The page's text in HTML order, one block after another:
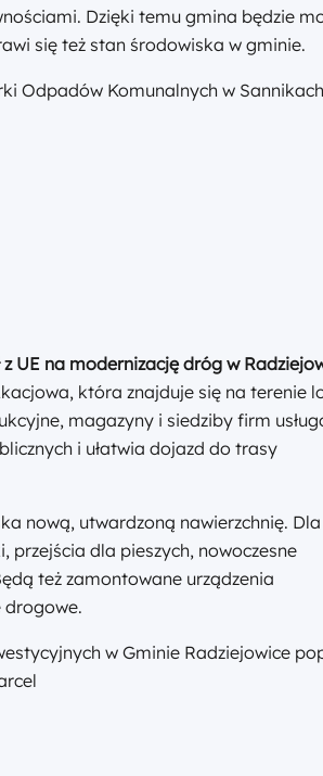
Dzięki temu gmina będzie
się też stan środowiska w gminie.
Odpadów Komunalnych w Sannikach
z UE na modernizację dróg w
która znajduje się na terenie
magazyny i siedziby firm
i ułatwia dojazd do trasy
nową, utwardzoną nawierzchnię. Dla
przejścia dla pieszych, nowoczesne
też zamontowane urządzenia
drogowe.
w Gminie Radziejowice